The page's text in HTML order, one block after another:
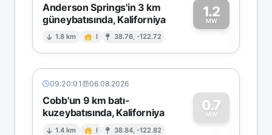
Anderson Springs'in 3 km
güneybatısında, Kaliforniya
1.8 km I 38.76, -122.72
1.2
MW1
09:20:01 06.08.2026
Cobb'un 9 km batı-
kuzeybatısında, Kaliforniya
1.4 km I 38.84, -122.82
0.7
MW